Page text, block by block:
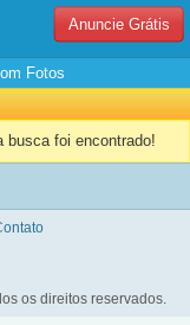
Anuncie Grátis
Fotos
busca foi encontrado!
os direitos reservados.